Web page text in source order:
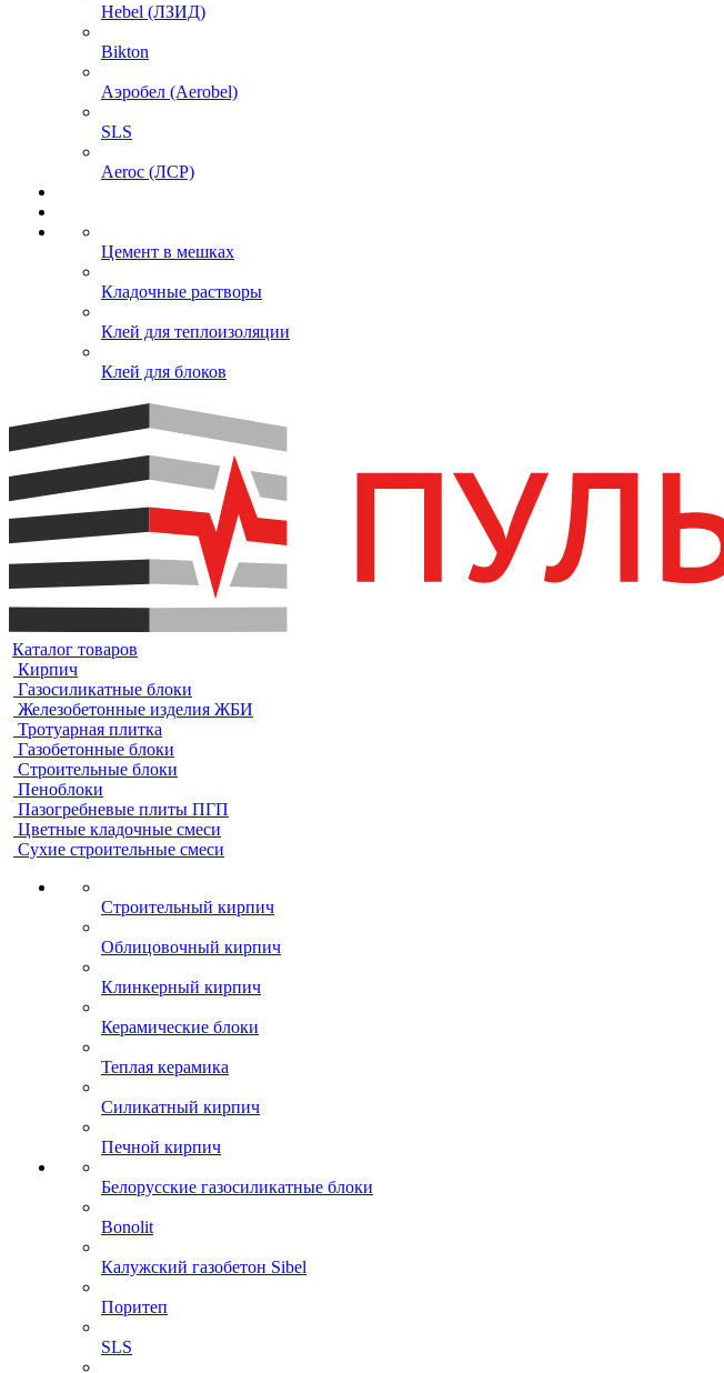
Hebel (ЛЗИД)
Bikton
Аэробел (Aerobel)
SLS
Aeroc (ЛСР)
Цемент в мешках
Кладочные растворы
Клей для теплоизоляции
Клей для блоков
Каталог товаров
Кирпич
Газосиликатные блоки
Железобетонные изделия ЖБИ
Тротуарная плитка
Газобетонные блоки
Строительные блоки
Пеноблоки
Пазогребневые плиты ПГП
Цветные кладочные смеси
Сухие строительные смеси
Строительный кирпич
Облицовочный кирпич
Клинкерный кирпич
Керамические блоки
Теплая керамика
Силикатный кирпич
Печной кирпич
Белорусские газосиликатные блоки
Bonolit
Калужский газобетон Sibel
Поритеп
SLS